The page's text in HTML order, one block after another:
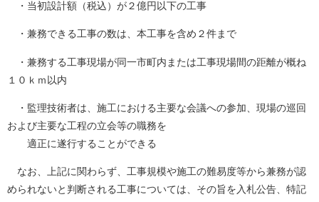
・当初設計額（税込）が２億円以下の工事
・兼務できる工事の数は、本工事を含め２件まで
・兼務する工事現場が同一市町内または工事現場間の距離が概ね
１０ｋｍ以内
・監理技術者は、施工における主要な会議への参加、現場の巡回
および主要な工程の立会等の職務を
適正に遂行することができる
なお、上記に関わらず、工事規模や施工の難易度等から兼務が認
められないと判断される工事については、その旨を入札公告、特記